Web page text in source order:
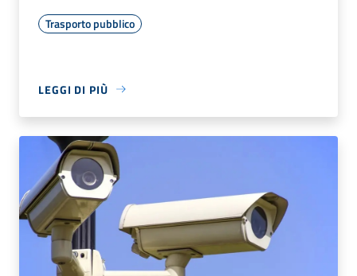
Trasporto pubblico
LEGGI DI PIÙ